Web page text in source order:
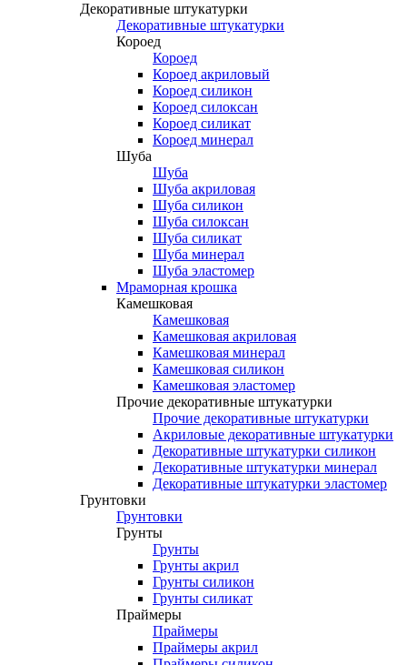
Декоративные штукатурки
Декоративные штукатурки
Короед
Короед
Короед акриловый
Короед силикон
Короед силоксан
Короед силикат
Короед минерал
Шуба
Шуба
Шуба акриловая
Шуба силикон
Шуба силоксан
Шуба силикат
Шуба минерал
Шуба эластомер
Мраморная крошка
Камешковая
Камешковая
Камешковая акриловая
Камешковая минерал
Камешковая силикон
Камешковая эластомер
Прочие декоративные штукатурки
Прочие декоративные штукатурки
Акриловые декоративные штукатурки
Декоративные штукатурки силикон
Декоративные штукатурки минерал
Декоративные штукатурки эластомер
Грунтовки
Грунтовки
Грунты
Грунты
Грунты акрил
Грунты силикон
Грунты силикат
Праймеры
Праймеры
Праймеры акрил